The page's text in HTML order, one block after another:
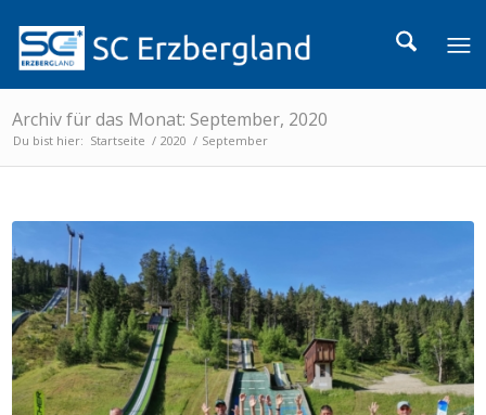
Archiv für das Monat: September, 2020
Du bist hier: Startseite / 2020 / September